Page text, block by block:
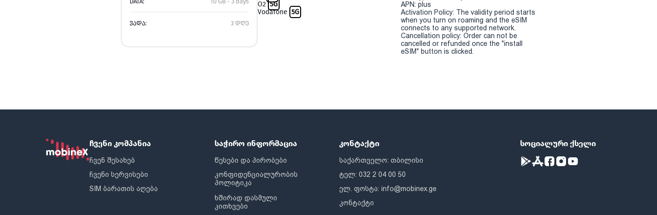
ᲕᲐᲓᲐ: 3 დღე
O2 5G
Vodafone 5G
APN: plus
Activation Policy: The validity period starts
when you turn on roaming and the eSIM
connects to any supported network.
Cancellation policy: Order can not be
cancelled or refunded once the "install
eSIM" button is clicked.
ჩვენი კომპანია
ჩვენ შესახებ
ჩვენი სერვისები
SIM ბარათის აღება
საჭირო ინფორმაცია
წესები და პირობები
კონფიდენციალურობის
პოლიტიკა
ხშირად დასმული
კითხვები
კონტაქტი
საქართველო: თბილისი
ტელ: 032 2 04 00 50
ელ. ფოსტა:info@mobinex.ge
კონტაქტი
სოციალური ქსელი